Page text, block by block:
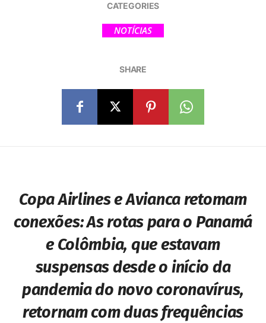
CATEGORIES
NOTÍCIAS
SHARE
Copa Airlines e Avianca retomam
conexões:As rotas para o Panamá
e Colômbia, que estavam
suspensas desde o início da
pandemia do novo coronavírus,
retornam com duas frequências